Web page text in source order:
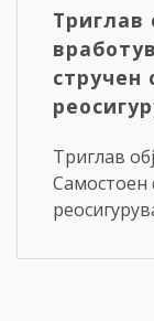
Триглав
стручен
Триглав
Самостоен